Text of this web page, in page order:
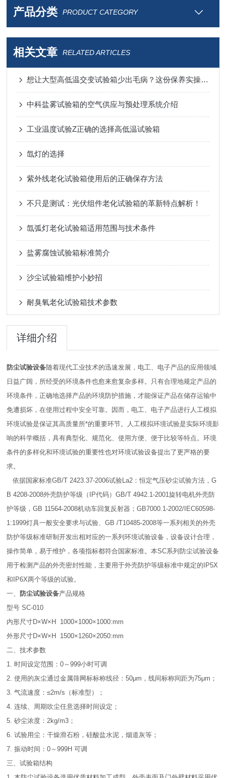
产品分类 PRODUCT CATEGORY
相关文章 RELATED ARTICLES
想让大型高低温交变试验箱少出毛病？这份保养实操指南请收好
中科盐雾试验箱的空气供应与预处理系统介绍
工业温度试验Z正确的选择高低温试验箱
氙灯的选择
紫外线老化试验箱使用后的正确保存方法
不只是测试：光伏组件老化试验箱的革新特点解析！
氙弧灯老化试验箱适用范围与技术条件
盐雾腐蚀试验箱标准简介
沙尘试验箱维护小妙招
耐臭氧老化试验箱技术参数
详细介绍
防尘试验设备随着现代工业技术的迅速发展，电工、电子产品的应用领域
日益广阔，所经受的环境条件也愈来愈复杂多样。只有合理地规定产品的
环境条件，正确地选择产品的环境防护措施，才能保证产品在储存运输中
免遭损坏，在使用过程中安全可靠。因而，电工、电子产品进行人工模拟
环境试验是保证其高质量所*的重要环节。人工模拟环境试验是实际环境影
响的科学概括，具有典型化、规范化、使用方便、便于比较等特点。环境
条件的多样化和环境试验的重要性也对环境试验设备提出了更严格的要
求。
依据国家标准GB/T 2423.37-2006试验La2：恒定气压砂尘试验方法，G
B 4208-2008外壳防护等级（IP代码）GB/T 4942.1-2001旋转电机外壳防
护等级，GB 11564-2008机动车回复反射器；GB7000.1-2002/IEC60598-
1:1999灯具一般安全要求与试验、GB /T10485-2008等一系列相关的外壳
防护等级标准研制开发出相对应的一系列环境试验设备，设备设计合理，
操作简单，易于维护，各项指标都符合国家标准。本SC系列防尘试验设备
用于检测产品的外壳密封性能，主要用于外壳防护等级标准中规定的IP5X
和IP6X两个等级的试验。
一、
防尘试验设备产品规格
型号 SC-010
内形尺寸D×W×H 1000×1000×1000:mm
外形尺寸D×W×H 1500×1260×2050:mm
二、技术参数
1. 时间设定范围：0～999小时可调
2. 使用的灰尘通过金属筛网标标称线径：50μm，线间标称间距为75μm；
3. 气流速度：≤2m/s（标准型）；
4. 连续、周期吹尘任意选择时间设定；
5. 砂尘浓度：2kg/m3；
6. 试验用尘：干燥滑石粉，硅酸盐水泥，烟道灰等；
7. 振动时间：0～999H 可调
三、试验箱结构